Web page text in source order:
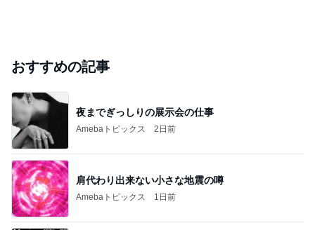
おすすめの記事
夜までぎっしりの展示会の仕事
Amebaトピックス 2日前
肩代わり出来ない小さな地震の噂
Amebaトピックス 1日前